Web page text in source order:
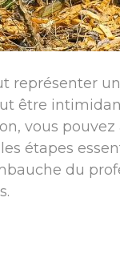
représenter
être
vous
étapes
du